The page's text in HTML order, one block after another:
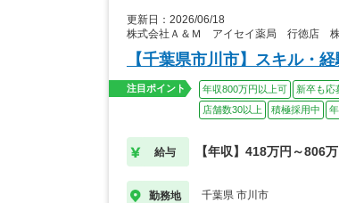
更新日：2026/06/18
株式会社Ａ＆Ｍ アイセイ薬局 行徳店 株
【千葉県市川市】スキル・
注目ポイント 年収800万円以上可 新卒も応
店舗数30以上
積極採用中
給与 【年収】418万円～806
勤務地 千葉県 市川市